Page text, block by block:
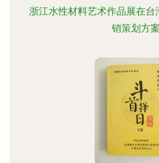
浙江水性材料艺术作品展在
销策划方案